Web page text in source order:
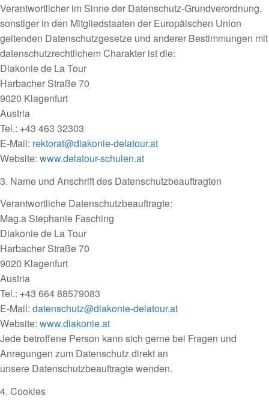
Verantwortlicher im Sinne der Datenschutz-Grundverordnung,
sonstiger in den Mitgliedstaaten der Europäischen Union
geltenden Datenschutzgesetze und anderer Bestimmungen mit
datenschutzrechtlichem Charakter ist die:
Diakonie de La Tour
Harbacher Straße 70
9020 Klagenfurt
Austria
Tel.: +43 463 32303
E-Mail: rektorat@diakonie-delatour.at
Website: www.delatour-schulen.at
3. Name und Anschrift des Datenschutzbeauftragten
Verantwortliche Datenschutzbeauftragte:
Mag.a Stephanie Fasching
Diakonie de La Tour
Harbacher Straße 70
9020 Klagenfurt
Austria
Tel.: +43 664 88579083
E-Mail: datenschutz@diakonie-delatour.at
Website: www.diakonie.at
Jede betroffene Person kann sich gerne bei Fragen und
Anregungen zum Datenschutz direkt an
unsere Datenschutzbeauftragte wenden.
4. Cookies